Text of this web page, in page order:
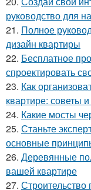
руководство для
21. Полное
дизайн квартиры
22. Бесплатное
спроектировать
23. Как
квартире: советы
24. Какие мосты
25. Станьте
основные
26. Деревянные
вашей квартире
27. Строительство